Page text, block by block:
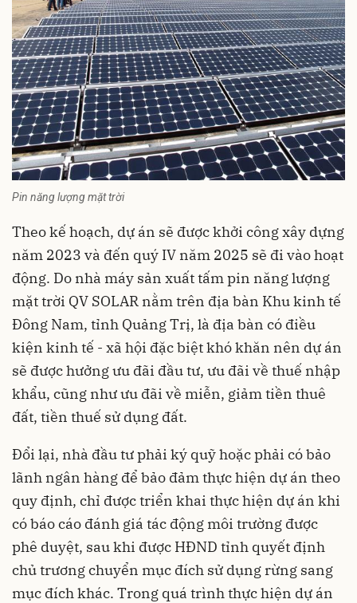
Pin năng lượng mặt trời
Theo kế hoạch, dự án sẽ được khởi công xây dựng
năm 2023 và đến quý IV năm 2025 sẽ đi vào hoạt
động. Do nhà máy sản xuất tấm pin năng lượng
mặt trời QV SOLAR nằm trên địa bàn Khu kinh tế
Đông Nam, tỉnh Quảng Trị, là địa bàn có điều
kiện kinh tế - xã hội đặc biệt khó khăn nên dự án
sẽ được hưởng ưu đãi đầu tư, ưu đãi về thuế nhập
khẩu, cũng như ưu đãi về miễn, giảm tiền thuê
đất, tiền thuế sử dụng đất.
Đổi lại, nhà đầu tư phải ký quỹ hoặc phải có bảo
lãnh ngân hàng để bảo đảm thực hiện dự án theo
quy định, chỉ được triển khai thực hiện dự án khi
có báo cáo đánh giá tác động môi trường được
phê duyệt, sau khi được HĐND tỉnh quyết định
chủ trương chuyển mục đích sử dụng rừng sang
mục đích khác. Trong quá trình thực hiện dự án